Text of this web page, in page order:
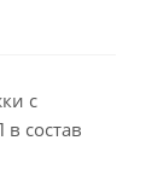
с
состав